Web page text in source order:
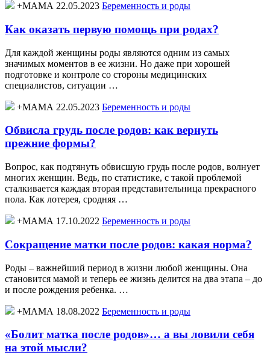
+МАМА 22.05.2023 Беременность и роды
Как оказать первую помощь при родах?
Для каждой женщины роды являются одним из самых
значимых моментов в ее жизни. Но даже при хорошей
подготовке и контроле со стороны медицинских
специалистов, ситуации …
+МАМА 22.05.2023 Беременность и роды
Обвисла грудь после родов: как вернуть
прежние формы?
Вопрос, как подтянуть обвисшую грудь после родов, волнует
многих женщин. Ведь, по статистике, с такой проблемой
сталкивается каждая вторая представительница прекрасного
пола. Как лотерея, сродняя …
+МАМА 17.10.2022 Беременность и роды
Сокращение матки после родов: какая норма?
Роды – важнейший период в жизни любой женщины. Она
становится мамой и теперь ее жизнь делится на два этапа – до
и после рождения ребенка. …
+МАМА 18.08.2022 Беременность и роды
«Болит матка после родов»… а вы ловили себя
на этой мысли?